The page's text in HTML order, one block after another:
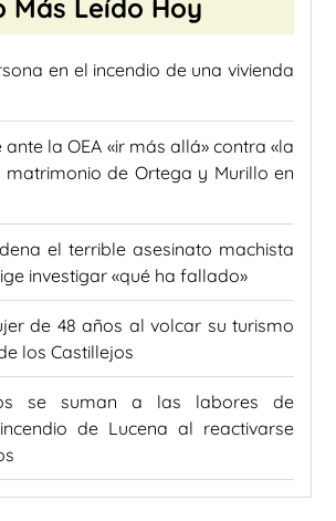
Más Leído Hoy
en el incendio de una vivienda
ante la OEA «ir más allá» contra «la
matrimonio de Ortega y Murillo en
el terrible asesinato machista
investigar «qué ha fallado»
de 48 años al volcar su turismo
los Castillejos
se suman a las labores de
de Lucena al reactivarse